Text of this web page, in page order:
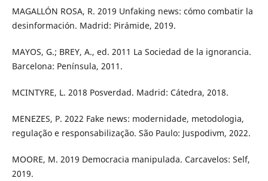
MAGALLÓN ROSA, R. 2019 Unfaking news: cómo combatir la
desinformación. Madrid: Pirámide, 2019.
MAYOS, G.; BREY, A., ed. 2011 La Sociedad de la ignorancia.
Barcelona: Península, 2011.
MCINTYRE, L. 2018 Posverdad. Madrid: Cátedra, 2018.
MENEZES, P. 2022 Fake news: modernidade, metodologia,
regulação e responsabilização. São Paulo: Juspodivm, 2022.
MOORE, M. 2019 Democracia manipulada. Carcavelos: Self,
2019.